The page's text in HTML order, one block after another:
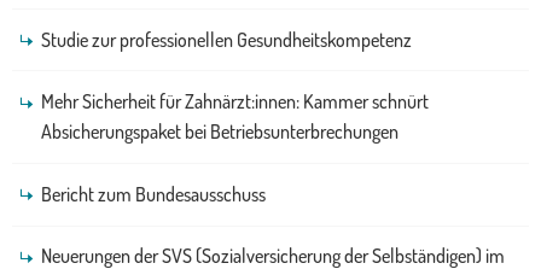
Studie zur professionellen Gesundheitskompetenz
Mehr Sicherheit für Zahnärzt:innen: Kammer schnürt
Absicherungspaket bei Betriebsunterbrechungen
Bericht zum Bundesausschuss
Neuerungen der SVS (Sozialversicherung der Selbständigen) im